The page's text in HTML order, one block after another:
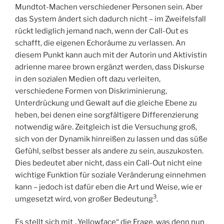
Mundtot-Machen verschiedener Personen sein. Aber
das System ändert sich dadurch nicht – im Zweifelsfall
rückt lediglich jemand nach, wenn der Call-Out es
schafft, die eigenen Echoräume zu verlassen. An
diesem Punkt kann auch mit der Autorin und Aktivistin
adrienne maree brown ergänzt werden, dass Diskurse
in den sozialen Medien oft dazu verleiten,
verschiedene Formen von Diskriminierung,
Unterdrückung und Gewalt auf die gleiche Ebene zu
heben, bei denen eine sorgfältigere Differenzierung
notwendig wäre. Zeitgleich ist die Versuchung groß,
sich von der Dynamik hinreißen zu lassen und das süße
Gefühl, selbst besser als andere zu sein, auszukosten.
Dies bedeutet aber nicht, dass ein Call-Out nicht eine
wichtige Funktion für soziale Veränderung einnehmen
kann – jedoch ist dafür eben die Art und Weise, wie er
umgesetzt wird, von großer Bedeutung3.
Es stellt sich mit „Yellowface“ die Frage, was denn nun